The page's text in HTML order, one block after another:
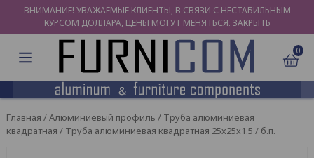
ВНИМАНИЕ! УВАЖАЕМЫЕ КЛИЕНТЫ, В СВЯЗИ С НЕСТАБИЛЬНЫМ
КУРСОМ ДОЛЛАРА, ЦЕНЫ МОГУТ МЕНЯТЬСЯ. ЗАКРЫТЬ
0
Главная /Алюминиевый профиль / Труба алюминиевая
квадратная / Труба алюминиевая квадратная 25х25х1.5 / б.п.